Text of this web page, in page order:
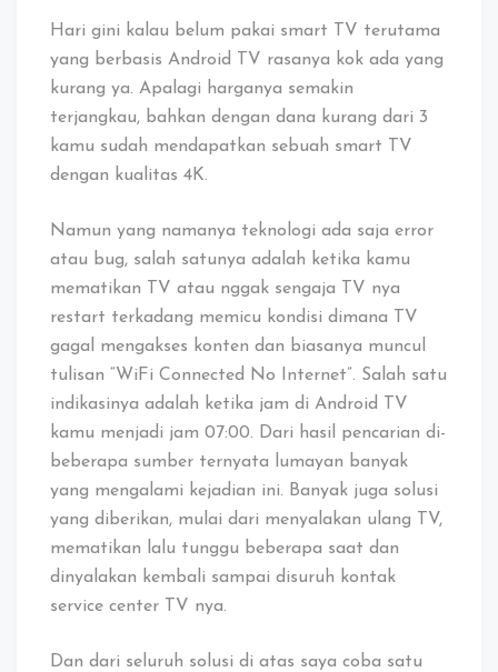
Hari gini kalau belum pakai smart TV terutama
yang berbasis Android TV rasanya kok ada yang
kurang ya. Apalagi harganya semakin
terjangkau, bahkan dengan dana kurang dari 3
kamu sudah mendapatkan sebuah smart TV
dengan kualitas 4K.
Namun yang namanya teknologi ada saja error
atau bug, salah satunya adalah ketika kamu
mematikan TV atau nggak sengaja TV nya
restart terkadang memicu kondisi dimana TV
gagal mengakses konten dan biasanya muncul
tulisan “WiFi Connected No Internet”. Salah satu
indikasinya adalah ketika jam di Android TV
kamu menjadi jam 07:00. Dari hasil pencarian di-
beberapa sumber ternyata lumayan banyak
yang mengalami kejadian ini. Banyak juga solusi
yang diberikan, mulai dari menyalakan ulang TV,
mematikan lalu tunggu beberapa saat dan
dinyalakan kembali sampai disuruh kontak
service center TV nya.
Dan dari seluruh solusi di atas saya coba satu